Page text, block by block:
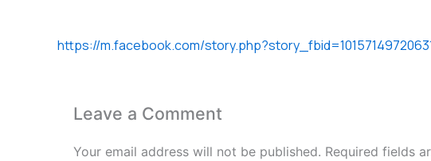
https://m.facebook.com/
Leave a Comment
Your email address will not be published. Required fields